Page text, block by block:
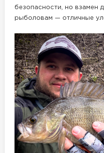
безопасности, но взамен
рыболовам — отличные